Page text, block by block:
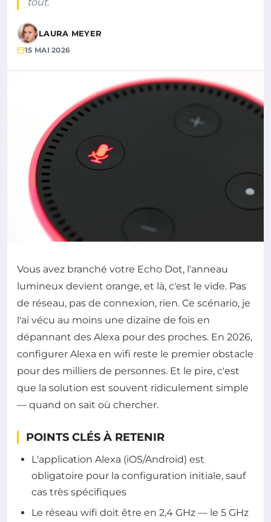
LAURA MEYER
15 MAI 2026
Vous avez branché votre Echo Dot, l'anneau
lumineux devient orange, et là, c'est le vide. Pas
de réseau, pas de connexion, rien. Ce scénario, je
l'ai vécu au moins une dizaine de fois en
dépannant des Alexa pour des proches. En 2026,
configurer Alexa en wifi reste le premier obstacle
pour des milliers de personnes. Et le pire, c'est
que la solution est souvent ridiculement simple
— quand on sait où chercher.
POINTS CLÉS À RETENIR
L'application Alexa (iOS/Android) est
obligatoire pour la configuration initiale, sauf
cas très spécifiques
Le réseau wifi doit être en 2,4 GHz — le 5 GHz